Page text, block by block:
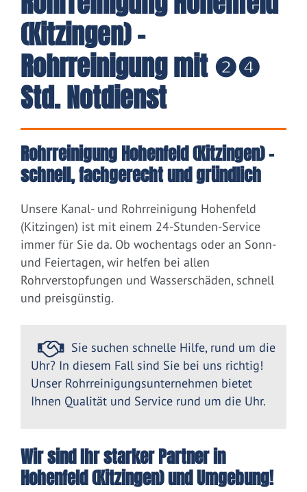
(Kitzingen) -
Rohrreinigung mit ❷❹
Std. Notdienst
Rohrreinigung Hohenfeld (Kitzingen) –
schnell, fachgerecht und gründlich
Unsere Kanal- und Rohrreinigung Hohenfeld
(Kitzingen) ist mit einem 24-Stunden-Service
immer für Sie da. Ob wochentags oder an Sonn-
und Feiertagen, wir helfen bei allen
Rohrverstopfungen und Wasserschäden, schnell
und preisgünstig.
Sie suchen schnelle Hilfe, rund um die
Uhr? In diesem Fall sind Sie bei uns richtig!
Unser Rohrreinigungsunternehmen bietet
Ihnen Qualität und Service rund um die Uhr.
Wir sind Ihr starker Partner in
Hohenfeld (Kitzingen) und Umgebung!